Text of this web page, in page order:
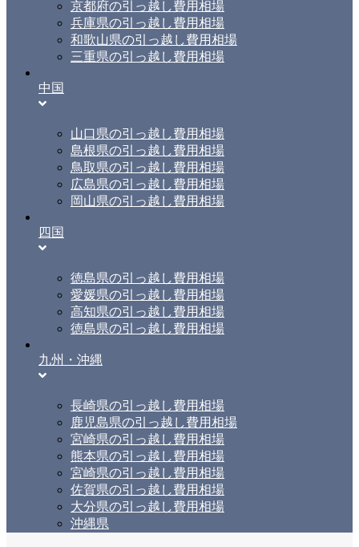
京都府の引っ越し費用相場
兵庫県の引っ越し費用相場
和歌山県の引っ越し費用相場
三重県の引っ越し費用相場
中国
山口県の引っ越し費用相場
島根県の引っ越し費用相場
鳥取県の引っ越し費用相場
広島県の引っ越し費用相場
岡山県の引っ越し費用相場
四国
徳島県の引っ越し費用相場
愛媛県の引っ越し費用相場
高知県の引っ越し費用相場
徳島県の引っ越し費用相場
九州・沖縄
長崎県の引っ越し費用相場
鹿児島県の引っ越し費用相場
宮崎県の引っ越し費用相場
熊本県の引っ越し費用相場
宮崎県の引っ越し費用相場
佐賀県の引っ越し費用相場
大分県の引っ越し費用相場
沖縄県